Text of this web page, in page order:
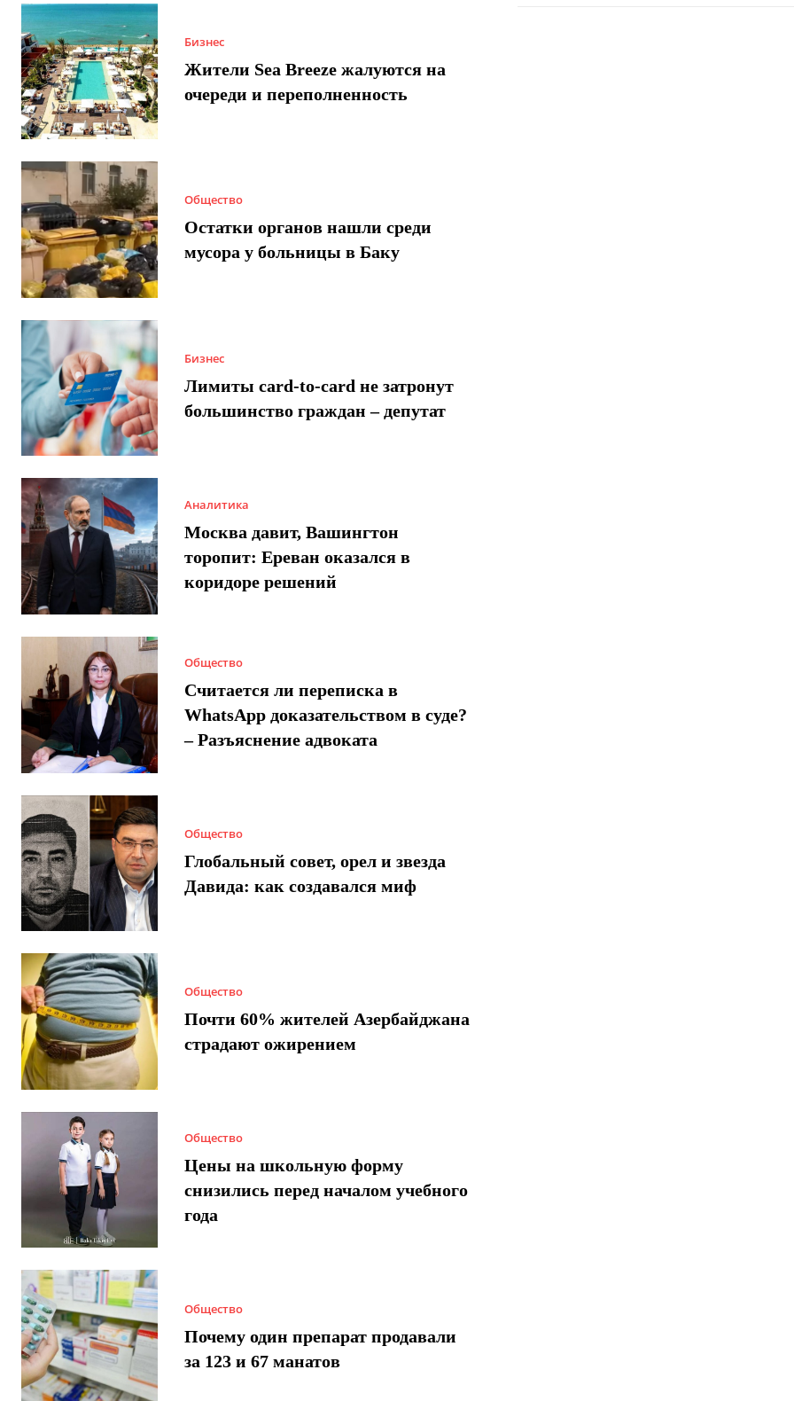
Бизнес
Жители Sea Breeze жалуются на
очереди и переполненность
Общество
Остатки органов нашли среди
мусора у больницы в Баку
Бизнес
Лимиты card-to-card не затронут
большинство граждан – депутат
Аналитика
Москва давит, Вашингтон
торопит: Ереван оказался в
коридоре решений
Общество
Считается ли переписка в
WhatsApp доказательством в суде?
– Разъяснение адвоката
Общество
Глобальный совет, орел и звезда
Давида: как создавался миф
Общество
Почти 60% жителей Азербайджана
страдают ожирением
Общество
Цены на школьную форму
снизились перед началом учебного
года
Общество
Почему один препарат продавали
за 123 и 67 манатов